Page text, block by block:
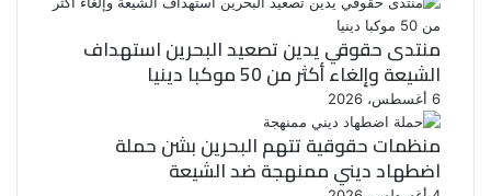
منتدى حقوقي يدين تصعيد البحرين استهداف
الشيعة وإلغاء أكثر من 50 موكبا دينيا
6 أغسطس، 2026
منظمات حقوقية تتهم البحرين بشن حملة
اضطهاد ديني ممنهجة ضد الشيعة